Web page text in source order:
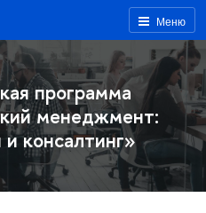
Меню
программа
менеджмент:
консалтинг»